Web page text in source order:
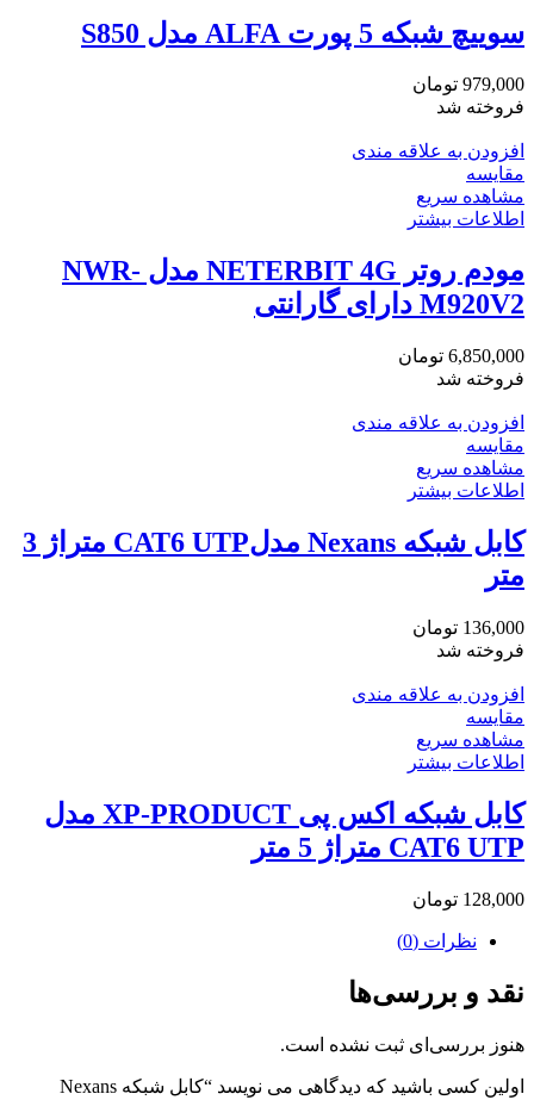
سوییچ شبکه 5 پورت ALFA مدل S850
979,000 تومان
فروخته شد
افزودن به علاقه مندی
مقایسه
مشاهده سریع
اطلاعات بیشتر
مودم روتر NETERBIT 4G مدل NWR-
M920V2 دارای گارانتی
6,850,000 تومان
فروخته شد
افزودن به علاقه مندی
مقایسه
مشاهده سریع
اطلاعات بیشتر
کابل شبکه Nexans مدلCAT6 UTP متراژ 3
متر
136,000 تومان
فروخته شد
افزودن به علاقه مندی
مقایسه
مشاهده سریع
اطلاعات بیشتر
کابل شبکه اکس پی XP-PRODUCT مدل
CAT6 UTP متراژ 5 متر
128,000 تومان
نظرات (0)
نقد و بررسی‌ها
هنوز بررسی‌ای ثبت نشده است.
اولین کسی باشید که دیدگاهی می نویسد “کابل شبکه Nexans